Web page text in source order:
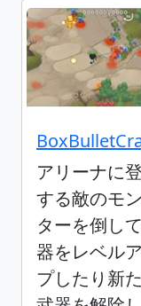
アリーナに
する敵のモ
ターを倒し
器をレベル
プしたり新